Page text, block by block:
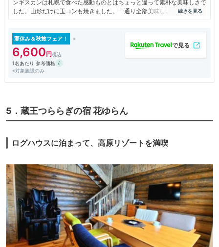
ンギスカンは札幌で食べた感動ものとはちょっと違って素朴な美味しさで
した。山形だけに玉コンも焼きました。一通り全部美味しい夕食になりま
した。
夏休み＆秋旅フェア！
6,600
1名あたり 参考価格
※対象施設のみ
5．蔵王つららぎの宿 花ゆらん
ログハウスに泊まって、高原リゾートを満喫